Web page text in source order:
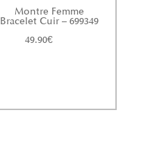
Montre Femme
Bracelet Cuir – 699349
49.90€